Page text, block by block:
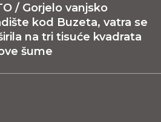
/ Gorjelo vanjsko
kod Buzeta, vatra se
na tri tisuće kvadrata
šume